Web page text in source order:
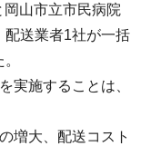
山市立市民病院
配送業者1社が一括
実施することは、
増大、配送コスト